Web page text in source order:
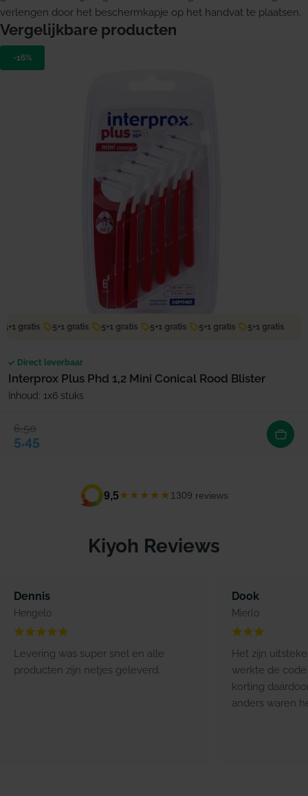
verlengen door het beschermkapje op het handvat te plaatsen.
Vergelijkbare producten
-16%
5+1 gratis 5+1 gratis 5+1 gratis 5+1 gratis 5+1 gratis 5+1 gratis
Direct leverbaar
Interprox Plus Phd 1,2 Mini Conical Rood Blister
Inhoud: 1x6 stuks
Verkoopprijs
5,45
Normale prijs
6,50
9,5★★★★★ 1309 reviews
Kiyoh Reviews
Dennis
Hengelo
Levering was super snel en alle
producten zijn netjes geleverd.
Dook
Mierlo
Het zijn
werkte de code
korting
anders waren